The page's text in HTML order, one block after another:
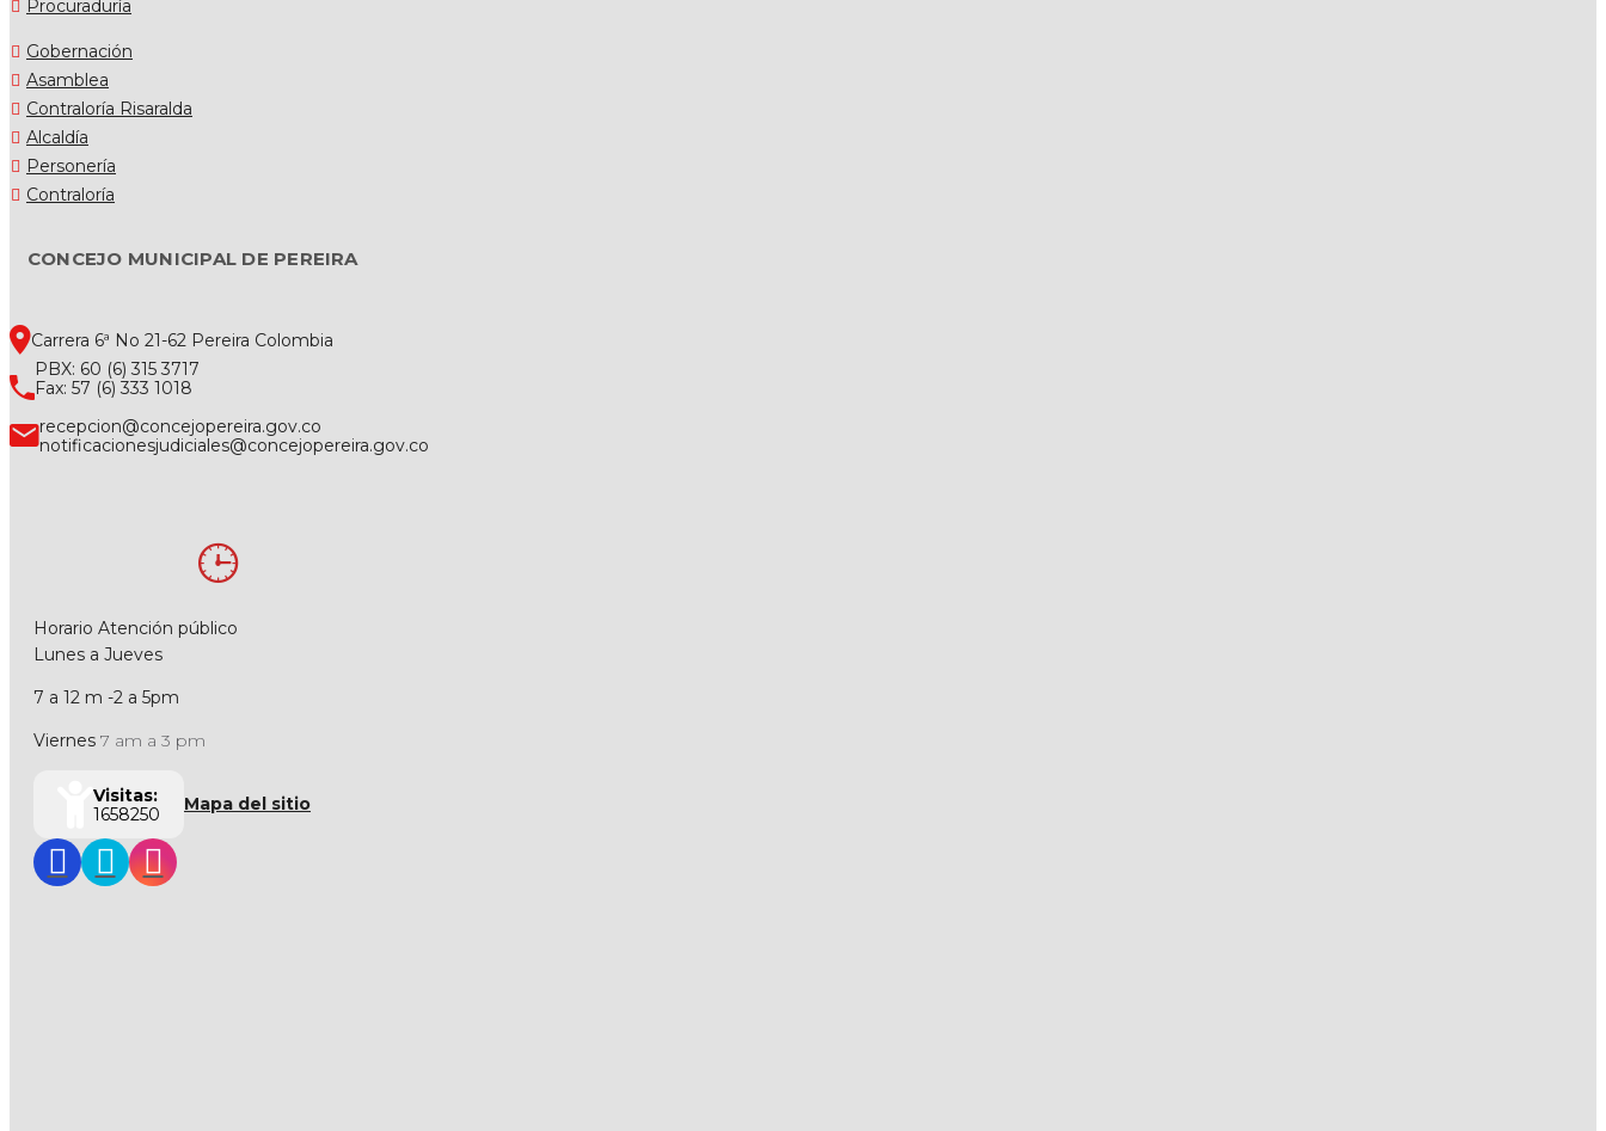
Procuraduría
Gobernación
Asamblea
Contraloría Risaralda
Alcaldía
Personería
Contraloría
CONCEJO MUNICIPAL DE PEREIRA
Carrera 6ª No 21-62 Pereira Colombia
PBX: 60 (6) 315 3717
Fax: 57 (6) 333 1018
recepcion@concejopereira.gov.co
notificacionesjudiciales@concejopereira.gov.co
Horario Atención público
Lunes a Jueves
7 a 12 m -2 a 5pm
Viernes 7 am a 3 pm
Visitas:
1658250
Mapa del sitio